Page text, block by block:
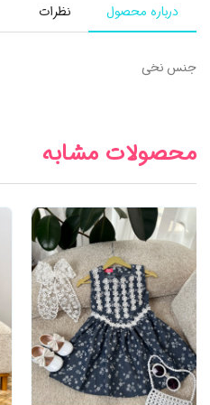
درباره محصول نظرات
جنس نخی
محصولات مشابه